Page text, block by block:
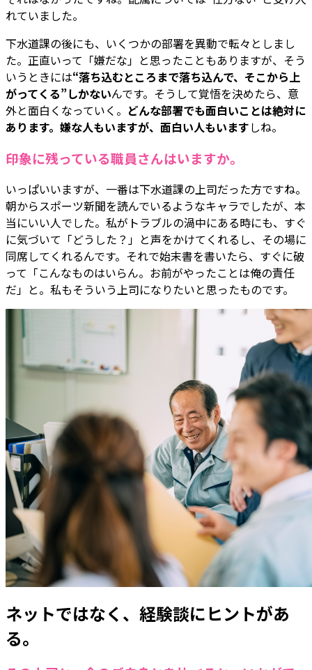
れていました。
下水道課の後にも、いくつかの部署を異動で転々としまし
た。正直いって「嫌だな」と思ったこともありますが、そう
いうときには“落ち込むところまで落ち込んで、そこから上
がってくる”しかないんです。そうして覚悟を決めたら、意
外と面白くなっていく。 どんな部署でも面白いことは絶対に
あります。嫌な人もいますが、面白い人もいますしね。
――印象に残っている職員さんはいますか。
いっぱいいますが、一番は下水道課の上司だった方ですね。
朝からスポーツ新聞を読んでいるようなキャラでしたが、本
当にいい人でした。私がトラブルの渦中にある時にも、すぐ
に気づいて「どうした？」と声をかけてくれるし、その場に
同席してくれるんです。それで始末書を書いたら、すぐに破
って「こんなものはいらん。お前がやったことは俺の責任
だ」と。私もそういう上司になりたいと思ったものです。
ネットではなく、経験談にヒントがあ
る。